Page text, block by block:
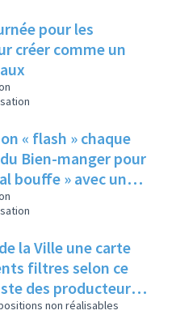
pour les
créer comme un
« flash » chaque
Bien-manger pour
bouffe » avec un
les mêmes
de la ville
mais aussi sur la
la Ville une carte
filtres selon ce
des producteurs
horaires, s’ils
non réalisables